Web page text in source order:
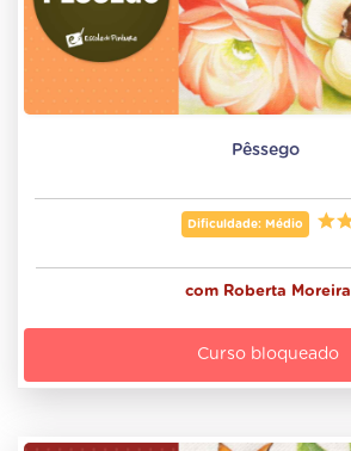
Pêssego
Dificuldade: Médio
com Roberta Moreira
Curso bloqueado